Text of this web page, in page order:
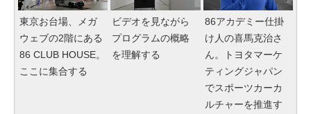
東京お台場、メガ
ウェブの2階にある
86 CLUB HOUSE。
ここに集合する
ビデオを見ながら
プログラムの概略
を理解する
86アカデミー仕掛
け人の喜馬克治さ
ん。トヨタマーケ
ティングジャパン
でスポーツカーカ
ルチャーを推進す